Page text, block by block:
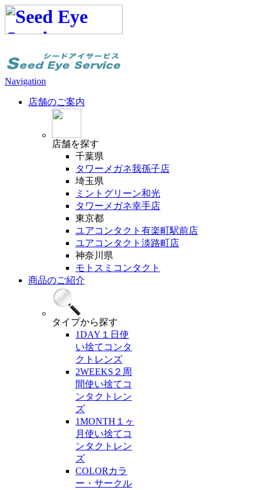
Navigation
店舗のご案内
店舗を探す
千葉県
タワーメガネ我孫子店
埼玉県
ミントグリーン和光
タワーメガネ幸手店
東京都
ユアコンタクト有楽町駅前店
ユアコンタクト淡路町店
神奈川県
モトスミコンタクト
商品のご紹介
タイプから探す
1DAY １日使
い捨てコンタ
クトレンズ
2WEEKS ２周
間使い捨てコ
ンタクトレン
ズ
1MONTH １ヶ
月使い捨てコ
ンタクトレン
ズ
COLORカラ
ー・サークル